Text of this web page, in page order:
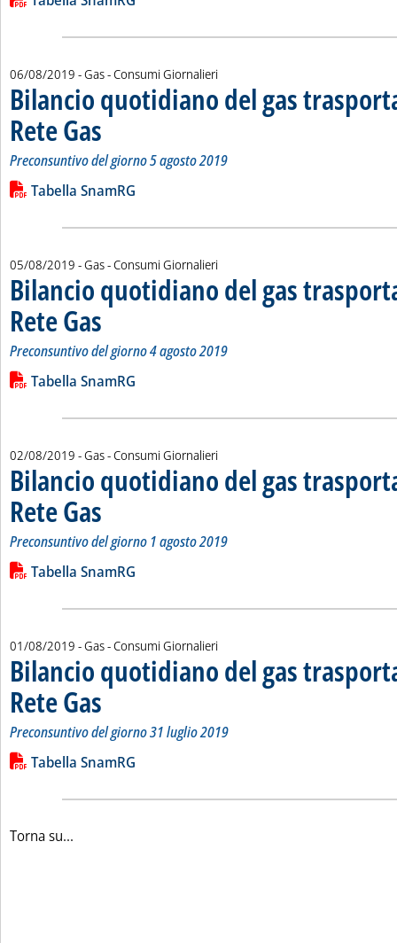
06/08/2019 - Gas - Consumi Giornalieri
Bilancio quotidiano del gas
Rete Gas . Sottotitolo: Preconsuntivo del giorno 5 agosto 2019
. Pubblicata martedì 06 agosto 2019 alle 13.54.
Preconsuntivo del giorno 5 agosto 2019
Leggi tutta la notizia: 'Bilancio quotidiano del gas
Lista allegati PDF alla notizia
Tabella SnamRG
05/08/2019 - Gas - Consumi Giornalieri
Bilancio quotidiano del gas
Rete Gas . Sottotitolo: Preconsuntivo del giorno 4 agosto 2019
. Pubblicata lunedì 05 agosto 2019 alle 11.53.
Preconsuntivo del giorno 4 agosto 2019
Leggi tutta la notizia: 'Bilancio quotidiano del gas
Lista allegati PDF alla notizia
Tabella SnamRG
02/08/2019 - Gas - Consumi Giornalieri
Bilancio quotidiano del gas
Rete Gas . Sottotitolo: Preconsuntivo del giorno 1 agosto 2019
. Pubblicata venerdì 02 agosto 2019 alle 13.57.
Preconsuntivo del giorno 1 agosto 2019
Leggi tutta la notizia: 'Bilancio quotidiano del gas
Lista allegati PDF alla notizia
Tabella SnamRG
01/08/2019 - Gas - Consumi Giornalieri
Bilancio quotidiano del gas
Rete Gas . Sottotitolo: Preconsuntivo del giorno 31 luglio 2019
. Pubblicata giovedì 01 agosto 2019 alle 13.54.
Preconsuntivo del giorno 31 luglio 2019
Leggi tutta la notizia: 'Bilancio quotidiano del gas
Lista allegati PDF alla notizia
Tabella SnamRG
Torna su...